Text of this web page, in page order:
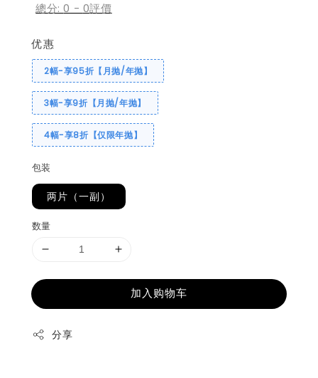
總分:0 - 0評價
优惠
2幅-享95折【月抛/年抛】
3幅-享9折【月抛/年抛】
4幅-享8折【仅限年抛】
包装
两片（一副）
数量
加入购物车
分享